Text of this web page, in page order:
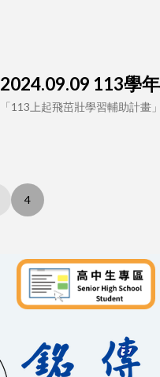
2024.09.09 113學
「113上起飛茁壯學習輔助計
4